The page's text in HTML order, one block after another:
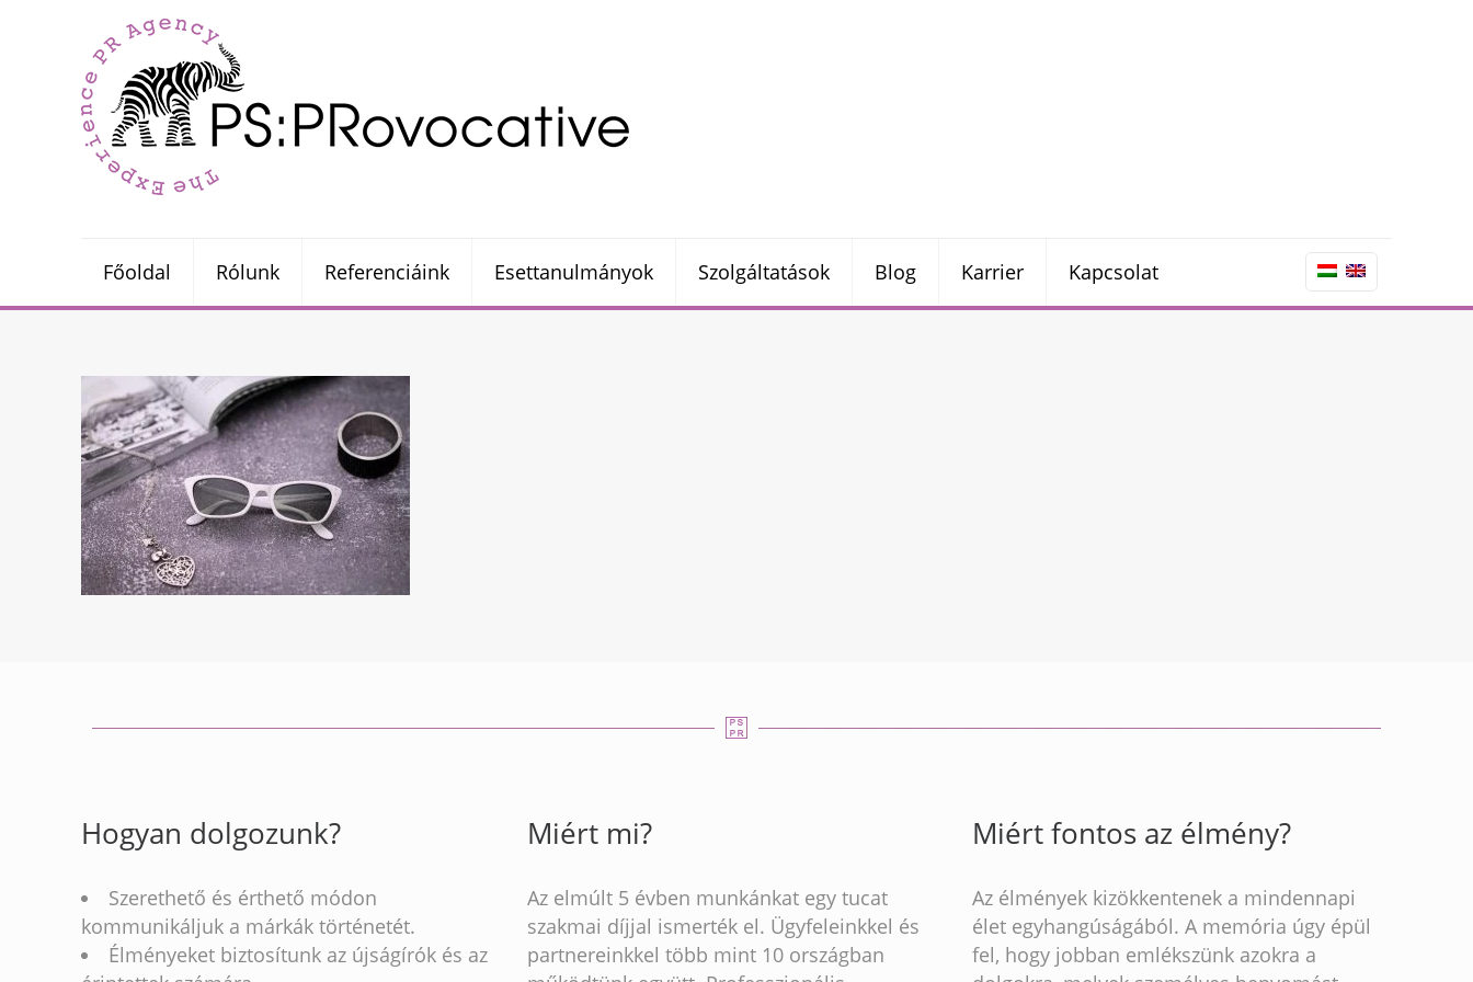
Főoldal Rólunk Referenciáink Esettanulmányok Szolgáltatások Blog Karrier Kapcsolat
Hogyan dolgozunk?
Szerethető és érthető módon
kommunikáljuk a márkák történetét.
Élményeket biztosítunk az újságírók és az
Miért mi?
Az elmúlt 5 évben munkánkat egy tucat
szakmai díjjal ismerték el. Ügyfeleinkkel és
partnereinkkel több mint 10 országban
Miért fontos az élmény?
Az élmények kizökkentenek a mindennapi
élet egyhangúságából. A memória úgy épül
fel, hogy jobban emlékszünk azokra a